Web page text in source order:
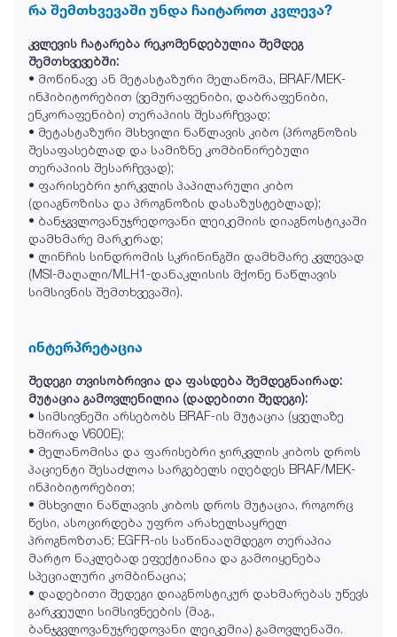
რა შემთხვევაში უნდა ჩაიტაროთ კვლევა?
კვლევის ჩატარება რეკომენდებულია შემდეგ
შემთხვევებში:
• მოწინავე ან მეტასტაზური მელანომა, BRAF/MEK-
ინჰიბიტორებით (ვემურაფენიბი, დაბრაფენიბი,
ენკორაფენიბი) თერაპიის შესარჩევად;
• მეტასტაზური მსხვილი ნაწლავის კიბო (პროგნოზის
შესაფასებლად და სამიზნე კომბინირებული
თერაპიის შესარჩევად);
• ფარისებრი ჯირკვლის პაპილარული კიბო
(დიაგნოზისა და პროგნოზის დასაზუსტებლად);
• ბანჯგვლოვანუჯრედოვანი ლეიკემიის დიაგნოსტიკაში
დამხმარე მარკერად;
• ლინჩის სინდრომის სკრინინგში დამხმარე კვლევად
(MSI-მაღალი/MLH1-დანაკლისის მქონე ნაწლავის
სიმსივნის შემთხვევაში).
ინტერპრეტაცია
შედეგი თვისობრივია და ფასდება შემდეგნაირად:
მუტაცია გამოვლენილია (დადებითი შედეგი):
• სიმსივნეში არსებობს BRAF-ის მუტაცია (ყველაზე
ხშირად V600E);
• მელანომისა და ფარისებრი ჯირკვლის კიბოს დროს
პაციენტი შესაძლოა სარგებელს იღებდეს BRAF/MEK-
ინჰიბიტორებით;
• მსხვილი ნაწლავის კიბოს დროს მუტაცია, როგორც
წესი, ასოცირდება უფრო არახელსაყრელ
პროგნოზთან; EGFR-ის საწინააღმდეგო თერაპია
მარტო ნაკლებად ეფექტიანია და გამოიყენება
სპეციალური კომბინაცია;
• დადებითი შედეგი დიაგნოსტიკურ დახმარებას უწევს
გარკვეული სიმსივნეების (მაგ.,
ბანჯგვლოვანუჯრედოვანი ლეიკემია) გამოვლენაში.